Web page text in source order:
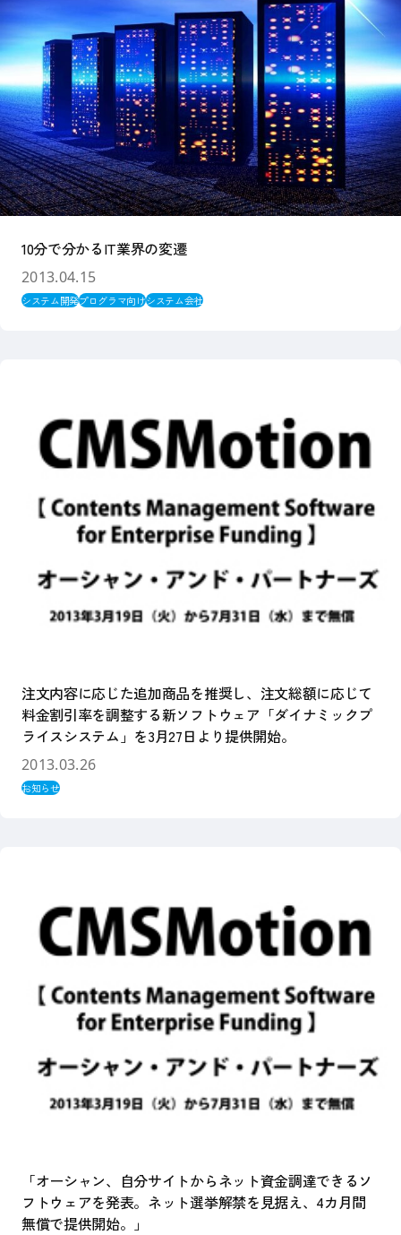
10分で分かるIT業界の変遷
2013.04.15
システム開発プログラマ向けシステム会社
注文内容に応じた追加商品を推奨し、注文総額に応じて
料金割引率を調整する新ソフトウェア「ダイナミックプ
ライスシステム」を3月27日より提供開始。
2013.03.26
お知らせ
「オーシャン、自分サイトからネット資金調達できるソ
フトウェアを発表。ネット選挙解禁を見据え、4カ月間
無償で提供開始。」